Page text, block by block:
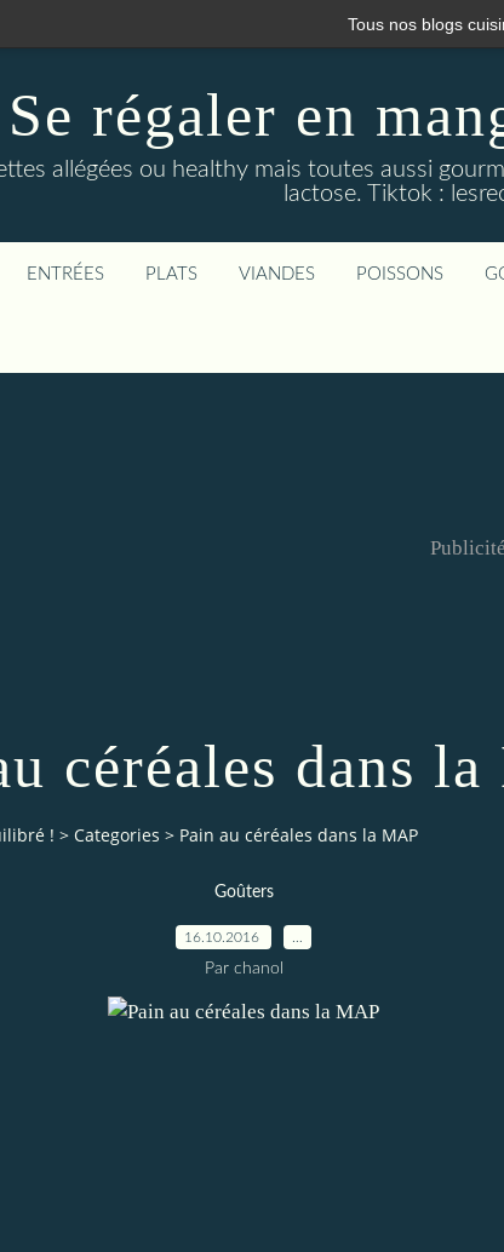
Tous nos blogs
Se régaler en
allégées ou healthy mais toutes aussi
lactose. Tiktok :
ENTRÉES PLATS VIANDES POISSONS
Publicité
céréales dans
! > Categories > Pain au céréales dans la MAP
Goûters
16.10.2016
Par chanol